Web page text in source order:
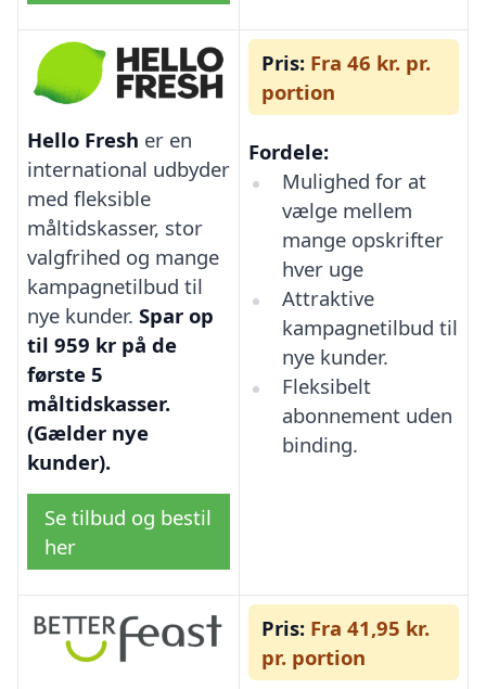
Hello Fresh er en
international udbyder
med fleksible
måltidskasser, stor
valgfrihed og mange
kampagnetilbud til
nye kunder. Spar op
til 959 kr på de
første 5
måltidskasser.
(Gælder nye
kunder).
Se tilbud og bestil
her
Pris: Fra 46 kr. pr.
portion
Fordele:
Mulighed for at
vælge mellem
mange opskrifter
hver uge
Attraktive
kampagnetilbud til
nye kunder.
Fleksibelt
abonnement uden
binding.
Pris: Fra 41,95 kr.
pr. portion